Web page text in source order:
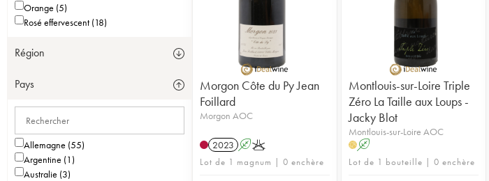
Orange (5)
Rosé effervescent (18)
Région
Pays
Allemagne (55)
Argentine (1)
Australie (3)
Morgon Côte du Py Jean
Foillard
Morgon AOC
2023 AK
Lot de 1 magnum | 0 enchère
Montlouis-sur-Loire Triple
Zéro La Taille aux Loups -
Jacky Blot
Montlouis-sur-Loire AOC
HA
Lot de 1 bouteille | 0 enchère